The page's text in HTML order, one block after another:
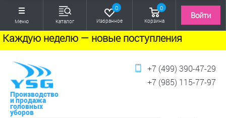
Меню Каталог
0
Избранное
0
Корзина
Войти
Каждую неделю — новые поступления
Производство
и продажа
головных
уборов
+7 (499) 390-47-29
+7 (985) 115-77-97